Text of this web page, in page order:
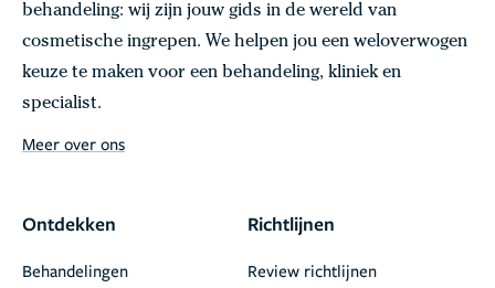
behandeling: wij zijn jouw gids in de wereld van
cosmetische ingrepen. We helpen jou een weloverwogen
keuze te maken voor een behandeling, kliniek en
specialist.
Meer over ons
Ontdekken
Behandelingen
Richtlijnen
Review richtlijnen